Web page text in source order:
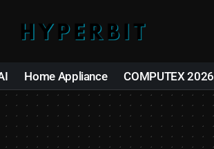
Home Appliance COMPUTEX 2026